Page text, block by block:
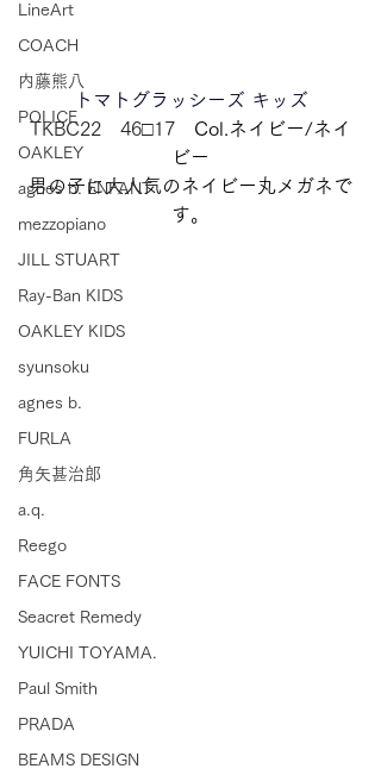
LineArt
COACH
内藤熊八
POLICE
OAKLEY
agnes b. ENFANT
mezzopiano
JILL STUART
Ray-Ban KIDS
OAKLEY KIDS
syunsoku
agnes b.
FURLA
角矢甚治郎
a.q.
Reego
FACE FONTS
Seacret Remedy
YUICHI TOYAMA.
Paul Smith
PRADA
BEAMS DESIGN
トマトグラッシーズ キッズ
TKBC22　46□17 Col.ネイビー/ネイ
ビー
男の子に大人気のネイビー丸メガネで
す。